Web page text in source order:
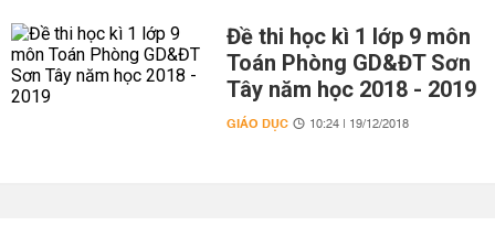
Đề thi học kì 1 lớp 9 môn
Toán Phòng GD&ĐT Sơn
Tây năm học 2018 - 2019
GIÁO DỤC 10:24 | 19/12/2018